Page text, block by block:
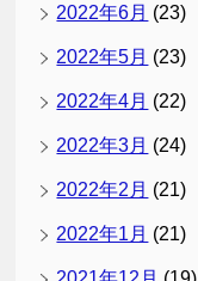
2022年6月 (23)
2022年5月 (23)
2022年4月 (22)
2022年3月 (24)
2022年2月 (21)
2022年1月 (21)